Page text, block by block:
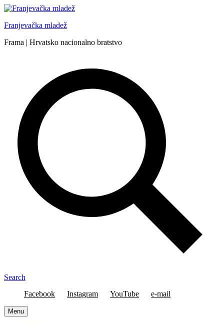
Skip
content
Franjevačka mladež
Frama | Hrvatsko nacionalno bratstvo
Search
Facebook
Instagram YouTube e-mail
Menu